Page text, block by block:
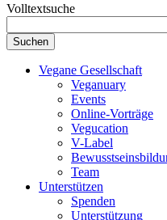
Volltextsuche
Vegane Gesellschaft
Veganuary
Events
Online-Vorträge
Vegucation
V-Label
Team
Unterstützen
Spenden
Unterstützung